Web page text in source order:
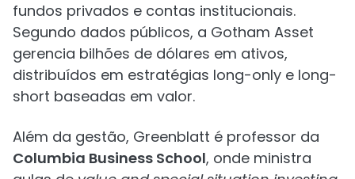
fundos privados e contas institucionais.
Segundo dados públicos, a Gotham Asset
gerencia bilhões de dólares em ativos,
distribuídos em estratégias long-only e long-
short baseadas em valor.
Além da gestão, Greenblatt é professor da
Columbia Business School, onde ministra